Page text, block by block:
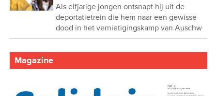
Als elfjarige jongen ontsnapt hij uit de
deportatietrein die hem naar een gewisse
dood in het vernietigingskamp van Auschw
Magazine